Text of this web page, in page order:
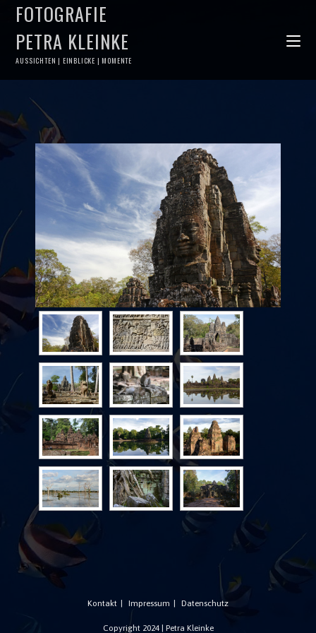
FOTOGRAFIE
PETRA KLEINKE
AUSSICHTEN | EINBLICKE | MOMENTE
Kontakt Impressum Datenschutz
Copyright 2024 | Petra Kleinke